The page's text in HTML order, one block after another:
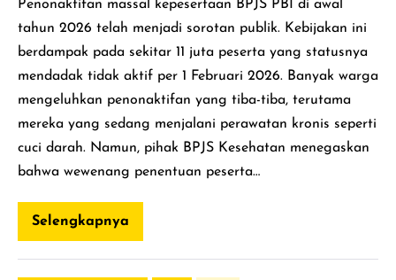
Penonaktifan massal kepesertaan BPJS PBI di awal
tahun 2026 telah menjadi sorotan publik. Kebijakan ini
berdampak pada sekitar 11 juta peserta yang statusnya
mendadak tidak aktif per 1 Februari 2026. Banyak warga
mengeluhkan penonaktifan yang tiba-tiba, terutama
mereka yang sedang menjalani perawatan kronis seperti
cuci darah. Namun, pihak BPJS Kesehatan menegaskan
bahwa wewenang penentuan peserta…
Selengkapnya
Mengapa
BPJS
PBI